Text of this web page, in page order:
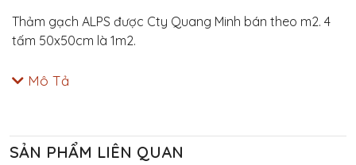
Thảm gạch ALPS được Cty Quang Minh bán theo m2. 4
tấm 50x50cm là 1m2.
Mô Tả
SẢN PHẨM LIÊN QUAN